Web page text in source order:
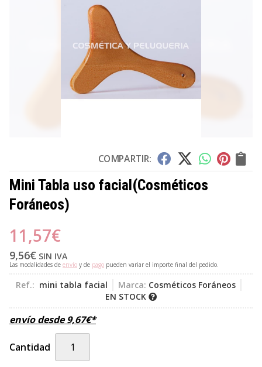
COMPARTIR:
Mini Tabla uso facial(Cosméticos
Foráneos)
11,57€
9,56€ SIN IVA
Las modalidades de envío y de pago pueden variar el importe final del pedido.
Ref.: mini tabla facial Marca: Cosméticos Foráneos
EN STOCK
envío desde9,67€*
Cantidad